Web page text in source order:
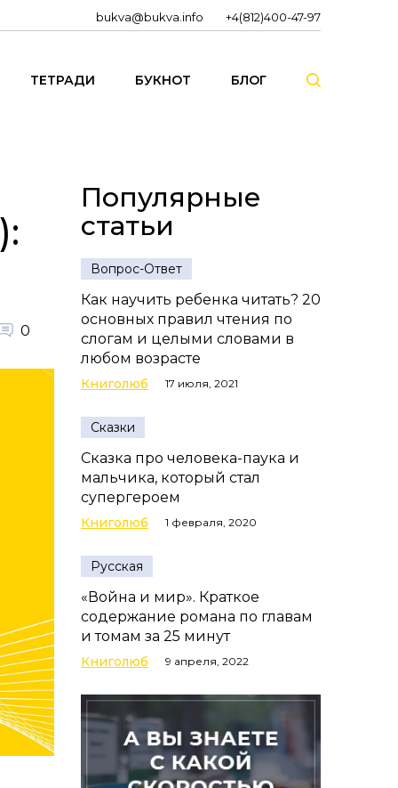
bukva@bukva.info +4(812)400-47-97
ТЕТРАДИ БУКНОТ БЛОГ
0
Популярные
статьи
Вопрос-Ответ
Как научить ребенка читать? 20
основных правил чтения по
слогам и целыми словами в
любом возрасте
Книголюб 17 июля, 2021
Сказки
Сказка про человека-паука и
мальчика, который стал
супергероем
Книголюб 1 февраля, 2020
Русская
«Война и мир». Краткое
содержание романа по главам
и томам за 25 минут
Книголюб 9 апреля, 2022